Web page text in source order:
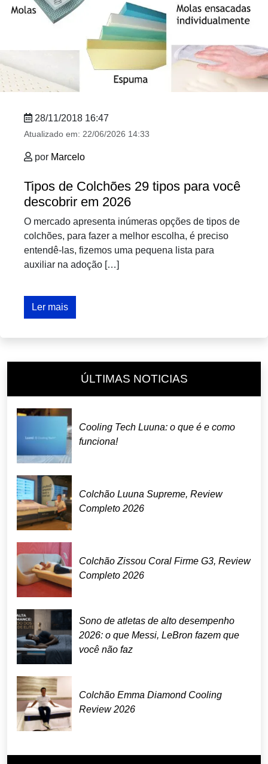
28/11/2018 16:47
Atualizado em: 22/06/2026 14:33
por Marcelo
Tipos de Colchões 29 tipos para você
descobrir em 2026
O mercado apresenta inúmeras opções de tipos de
colchões, para fazer a melhor escolha, é preciso
entendê-las, fizemos uma pequena lista para
auxiliar na adoção […]
Ler mais
ÚLTIMAS NOTICIAS
Cooling Tech Luuna: o que é e como
funciona!
Colchão Luuna Supreme, Review
Completo 2026
Colchão Zissou Coral Firme G3, Review
Completo 2026
Sono de atletas de alto desempenho
2026: o que Messi, LeBron fazem que
você não faz
Colchão Emma Diamond Cooling
Review 2026